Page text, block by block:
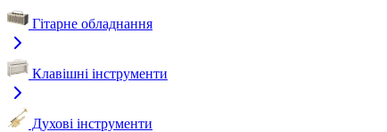
Гітарне обладнання
Клавішні інструменти
Духові інструменти